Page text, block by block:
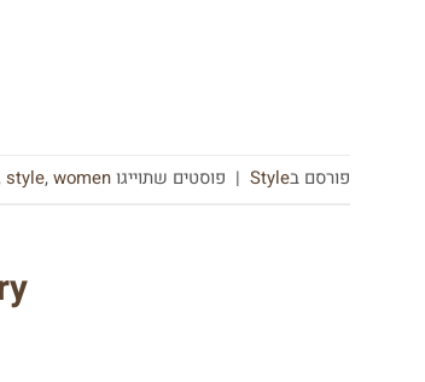
פורסם בStyle
| פוסטים שתוייגו style,women